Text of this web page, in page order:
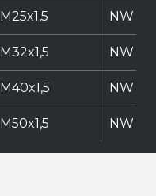
M25x1,5 NW 25
M32x1,5 NW 32
M40x1,5 NW 40
M50x1,5 NW 50